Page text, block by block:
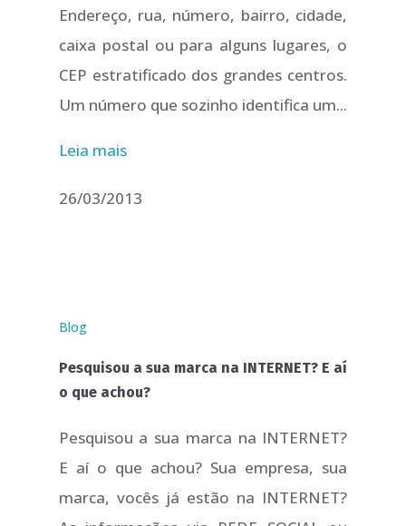
Endereço, rua, número, bairro, cidade,
caixa postal ou para alguns lugares, o
CEP estratificado dos grandes centros.
Um número que sozinho identifica um...
Leia mais
26/03/2013
Blog
Pesquisou a sua marca na INTERNET? E aí
o que achou?
Pesquisou a sua marca na INTERNET?
E aí o que achou? Sua empresa, sua
marca, vocês já estão na INTERNET?